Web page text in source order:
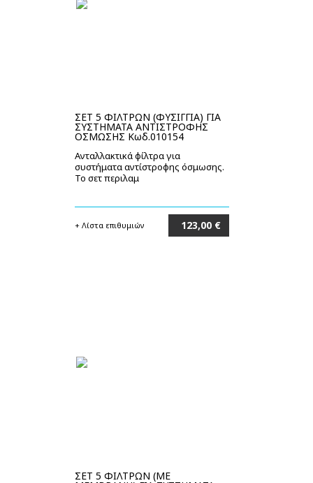
ΣΕΤ 5 ΦΙΛΤΡΩΝ (ΦΥΣΙΓΓΙΑ) ΓΙΑ
ΣΥΣΤΗΜΑΤΑ ΑΝΤΙΣΤΡΟΦΗΣ
ΟΣΜΩΣΗΣ Κωδ.010154
Ανταλλακτικά φίλτρα για
συστήματα αντίστροφης όσμωσης.
Το σετ περιλαμ
+ Λίστα επιθυμιών 123,00 €
ΣΕΤ 5 ΦΙΛΤΡΩΝ (ΜΕ